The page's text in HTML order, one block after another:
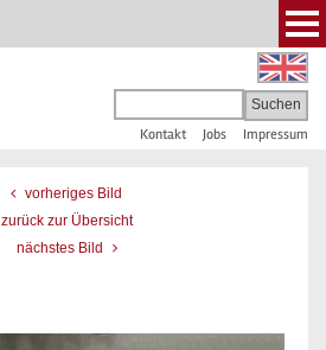
Kontakt Jobs Impressum
vorheriges Bild
zurück zur Übersicht
nächstes Bild